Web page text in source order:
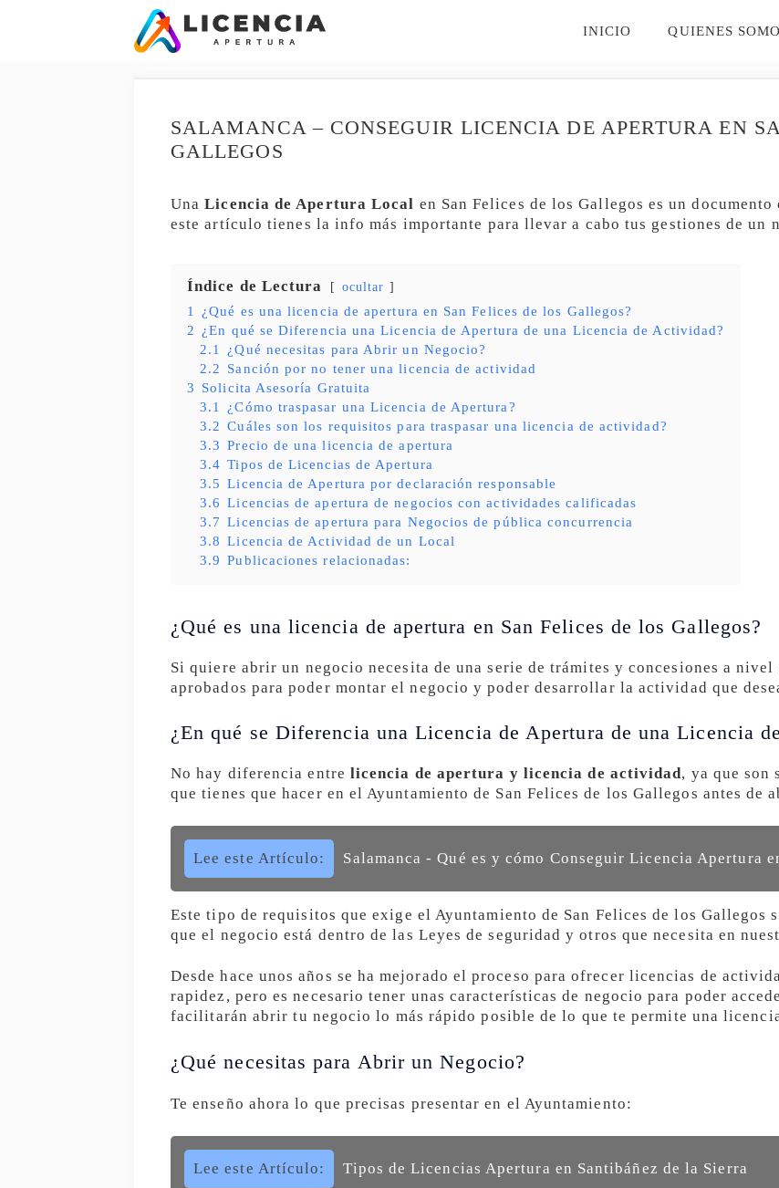
INICIO QUIENES
SALAMANCA – CONSEGUIR LICENCIA DE APERTURA EN
GALLEGOS
UnaLicencia de Apertura Local en San Felices de los Gallegos es un
este artículo tienes la info más importante para llevar a cabo tus gestiones de un
Índice de Lectura ocultar
1
¿Qué es una licencia de apertura en San Felices de los Gallegos?
2 ¿En qué se Diferencia una Licencia de Apertura de una Licencia de Actividad?
2.1
¿Qué necesitas para Abrir un Negocio?
2.2 Sanción por no tener una licencia de actividad
3 Solicita Asesoría Gratuita
3.1
¿Cómo traspasar una Licencia de Apertura?
3.2 Cuáles son los requisitos para traspasar una licencia de actividad?
3.3 Precio de una licencia de apertura
3.4 Tipos de Licencias de Apertura
3.5 Licencia de Apertura por declaración responsable
3.6 Licencias de apertura de negocios con actividades calificadas
3.7 Licencias de apertura para Negocios de pública concurrencia
3.8 Licencia de Actividad de un Local
3.9 Publicaciones relacionadas:
¿Qué es una licencia de apertura en San Felices de los Gallegos?
Si quiere abrir un negocio necesita de una serie de trámites y concesiones a
aprobados para poder montar el negocio y poder desarrollar la actividad que
¿En qué se Diferencia una Licencia de Apertura de una Licencia
No hay diferencia entre licencia de apertura y licencia de actividad, ya que son
que tienes que hacer en el Ayuntamiento de San Felices de los Gallegos antes de
Lee este Artículo: Salamanca - Qué es y cómo Conseguir Licencia Apertura
Este tipo de requisitos que exige el Ayuntamiento de San Felices de los Gallegos
que el negocio está dentro de las Leyes de seguridad y otros que necesita en
Desde hace unos años se ha mejorado el proceso para ofrecer licencias de
rapidez, pero es necesario tener unas características de negocio para poder
facilitarán abrir tu negocio lo más rápido posible de lo que te permite una
¿Qué necesitas para Abrir un Negocio?
Te enseño ahora lo que precisas presentar en el Ayuntamiento:
Lee este Artículo: Tipos de Licencias Apertura en Santibáñez de la Sierra